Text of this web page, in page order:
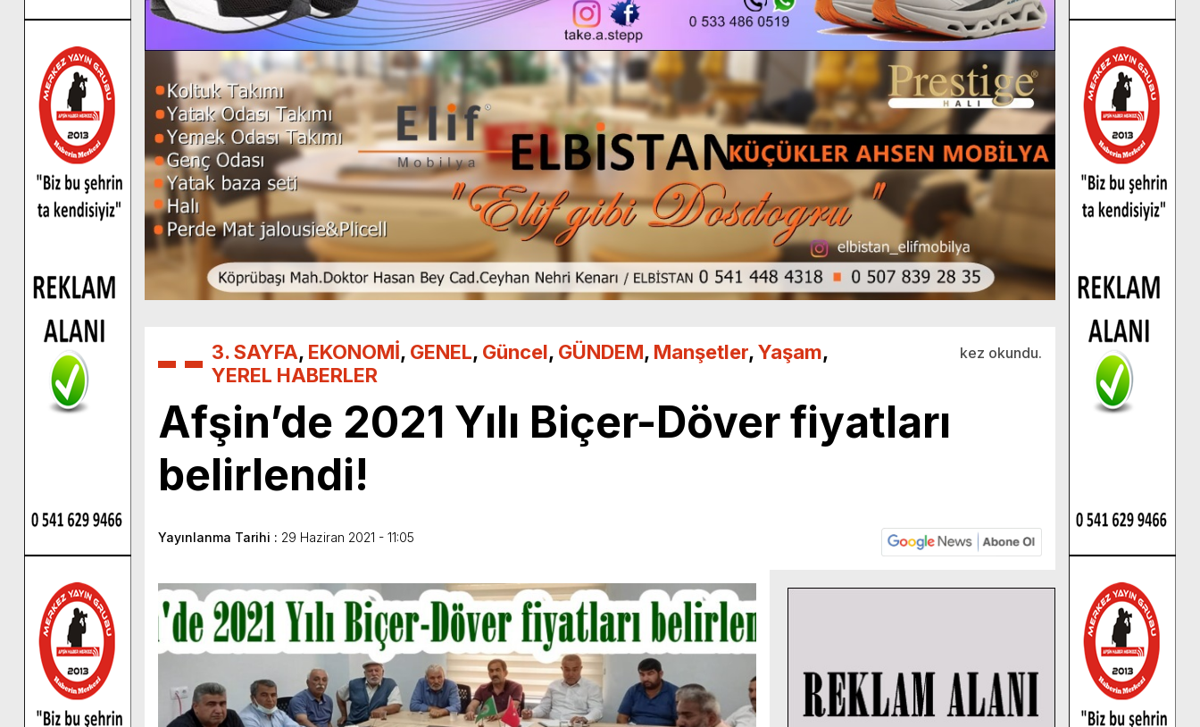
3. SAYFA, EKONOMİ, GENEL, Güncel, GÜNDEM, Manşetler,Yaşam,
YEREL HABERLER
kez okundu.
Afşin’de 2021 Yılı Biçer-Döver fiyatları
belirlendi!
Yayınlanma Tarihi : 29 Haziran 2021 - 11:05